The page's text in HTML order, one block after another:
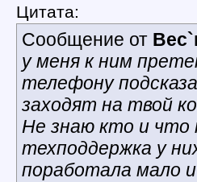
Цитата:
Сообщение от
у меня к ним
телефону
заходят на твой
Не знаю кто и что
техподдержка у
поработала мало